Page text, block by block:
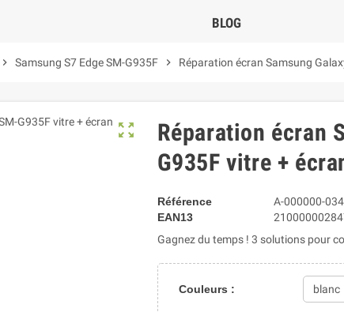
BLOG
chevron_right Samsung S7 Edge SM-G935F chevron_right Réparation écran Samsung
zoom_out_map
Réparation écran
G935F vitre +
Référence
A-000000-
EAN13
Gagnez du temps ! 3 solutions pour
Couleurs :